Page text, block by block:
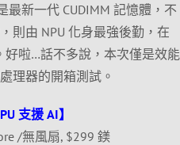
最新一代 CUDIMM 記憶體，不
則由 NPU 化身最強後勤，在
啦…話不多說，本次僅是效能
理器的開箱測試。
支援 AI】
/無風扇, $299 鎂